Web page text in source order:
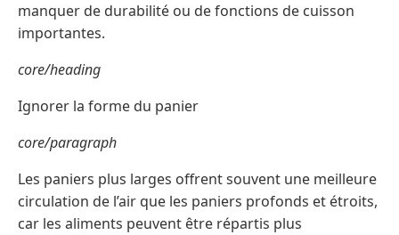
manquer de durabilité ou de fonctions de cuisson
importantes.
core/heading
Ignorer la forme du panier
core/paragraph
Les paniers plus larges offrent souvent une meilleure
circulation de l’air que les paniers profonds et étroits,
car les aliments peuvent être répartis plus